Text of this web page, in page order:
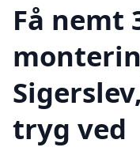
Få nemt
tryg ved